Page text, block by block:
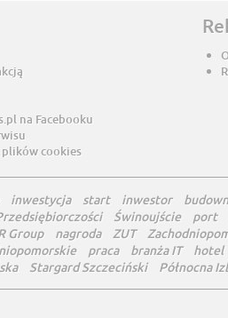
na Facebooku
cookies
inwestycja start inwestor
Świnoujście port
Group nagroda ZUT
praca branża IT hotel
Stargard Szczeciński Północna